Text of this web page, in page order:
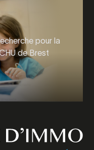
pour la
de Brest